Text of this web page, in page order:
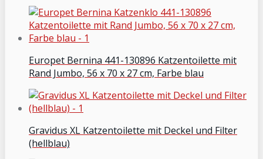
Europet Bernina 441-130896 Katzentoilette mit
Rand Jumbo, 56 x 70 x 27 cm, Farbe blau
Gravidus XL Katzentoilette mit Deckel und Filter
(hellblau)